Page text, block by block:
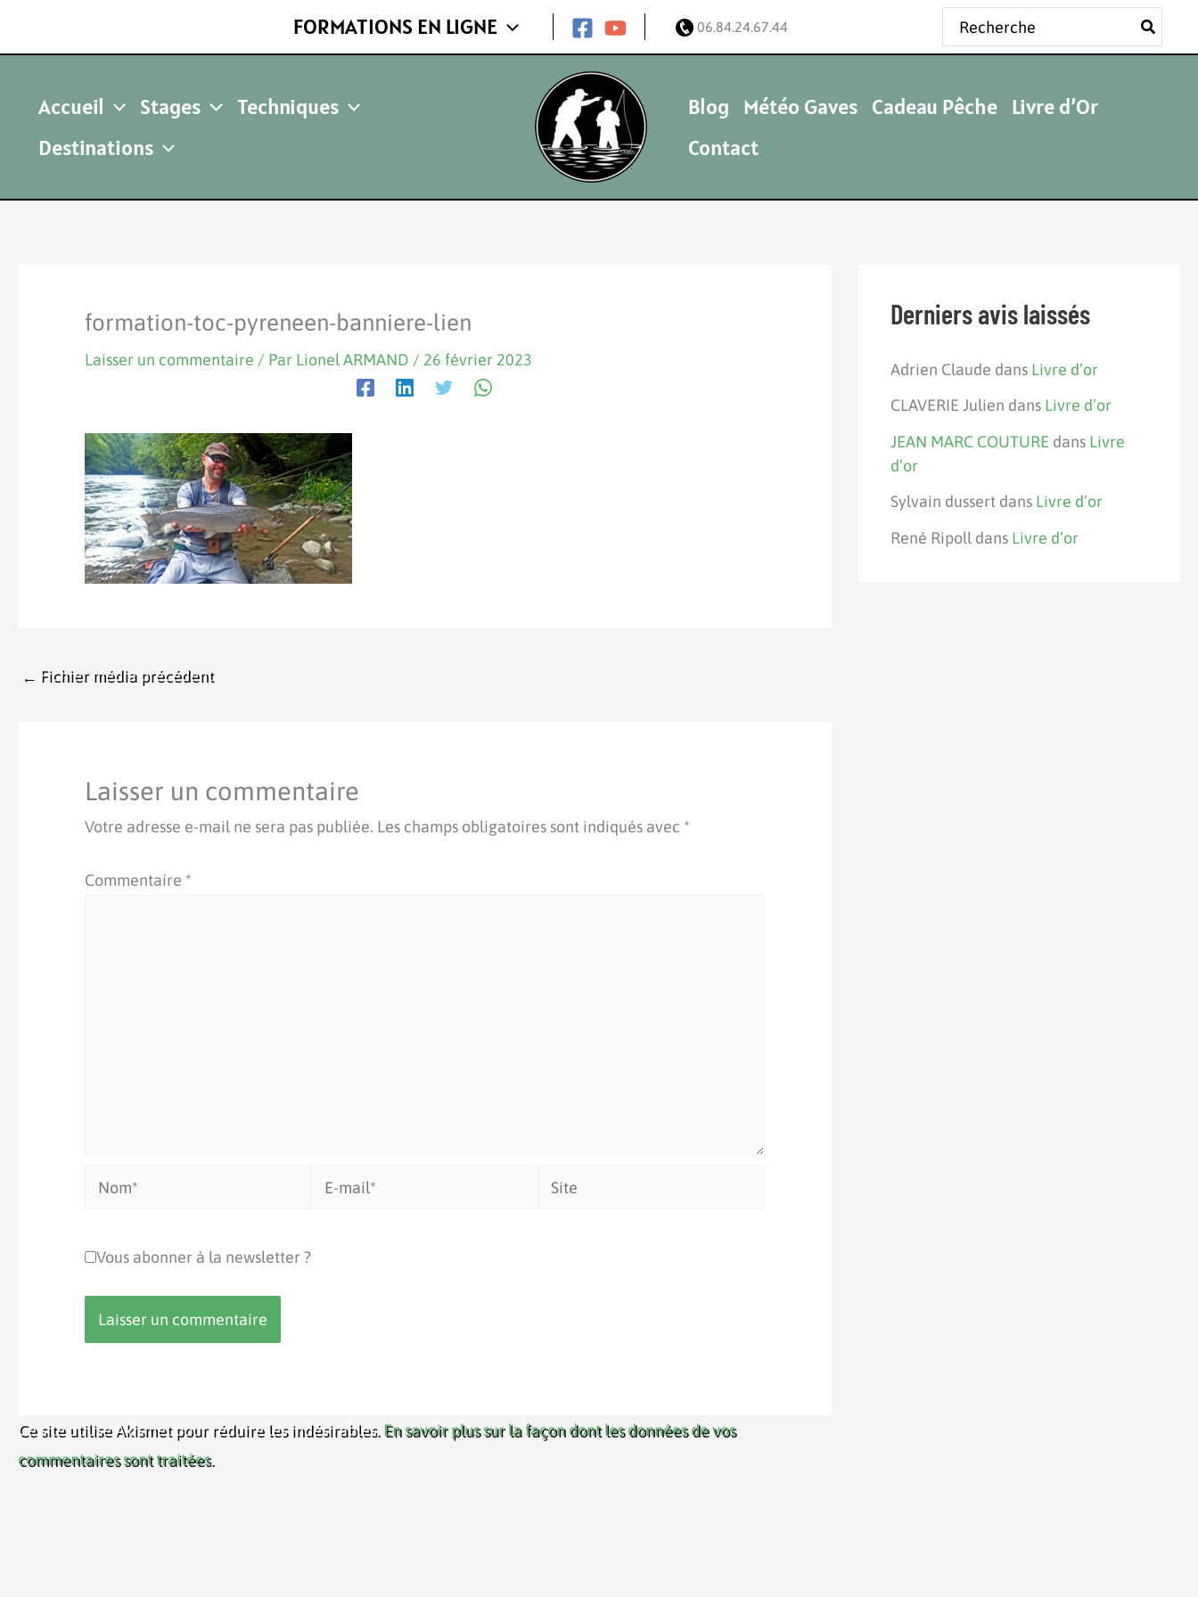
FORMATIONS EN LIGNE 06.84.24.67.44
Rechercher:
Accueil Stages
Techniques
Destinations
Blog Météo Gaves Cadeau Pêche Livre d’Or
Contact
formation-toc-pyreneen-banniere-lien
Laisser un commentaire / Par Lionel ARMAND / 26 février 2023
← Fichier média précédent
Laisser un commentaire
Votre adresse e-mail ne sera pas publiée. Les champs obligatoires sont indiqués avec *
Commentaire *
Nom* Site
Vous abonner à la newsletter ?
Ce site utilise Akismet pour réduire les indésirables. En savoir plus sur la façon dont les données de vos
commentaires sont traitées.
Derniers avis laissés
Adrien Claude dans Livre d’or
CLAVERIE Julien dans Livre d’or
JEAN MARC COUTURE dans Livre
d’or
Sylvain dussertdans Livre d’or
René Ripolldans Livre d’or